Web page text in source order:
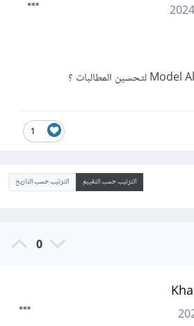
1
الترتيب حسب التقييم الترتيب حسب التاريخ
0